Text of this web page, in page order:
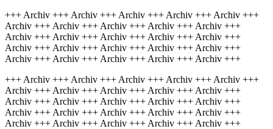
+++ Archiv +++ Archiv +++ Archiv +++ Archiv +++ Archiv +++
Archiv +++ Archiv +++ Archiv +++ Archiv +++ Archiv +++
Archiv +++ Archiv +++ Archiv +++ Archiv +++ Archiv +++
Archiv +++ Archiv +++ Archiv +++ Archiv +++ Archiv +++
Archiv +++ Archiv +++ Archiv +++ Archiv +++ Archiv +++
+++ Archiv +++ Archiv +++ Archiv +++ Archiv +++ Archiv +++
Archiv +++ Archiv +++ Archiv +++ Archiv +++ Archiv +++
Archiv +++ Archiv +++ Archiv +++ Archiv +++ Archiv +++
Archiv +++ Archiv +++ Archiv +++ Archiv +++ Archiv +++
Archiv +++ Archiv +++ Archiv +++ Archiv +++ Archiv +++